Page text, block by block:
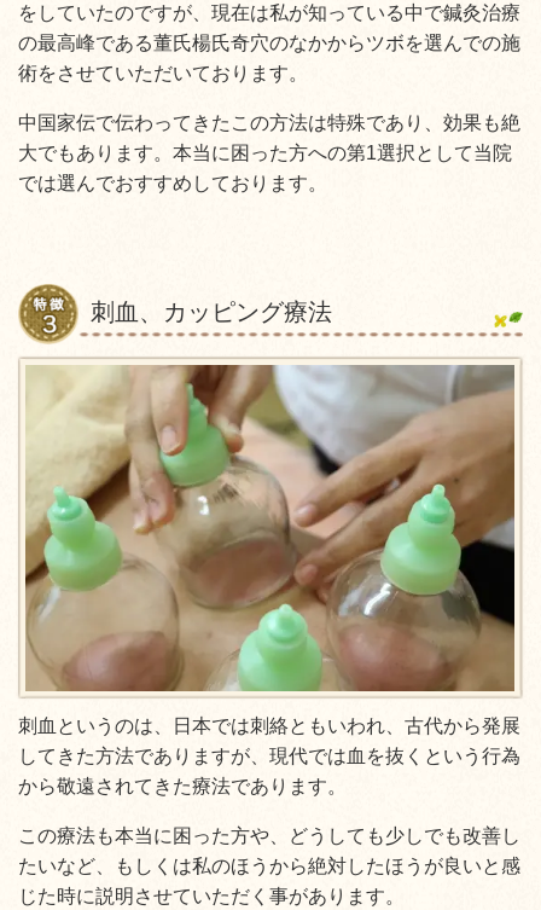
をしていたのですが、現在は私が知っている中で鍼灸治療
の最高峰である董氏楊氏奇穴のなかからツボを選んでの施
術をさせていただいております。
中国家伝で伝わってきたこの方法は特殊であり、効果も絶
大でもあります。本当に困った方への第1選択として当院
では選んでおすすめしております。
刺血、カッピング療法
刺血というのは、日本では刺絡ともいわれ、古代から発展
してきた方法でありますが、現代では血を抜くという行為
から敬遠されてきた療法であります。
この療法も本当に困った方や、どうしても少しでも改善し
たいなど、もしくは私のほうから絶対したほうが良いと感
じた時に説明させていただく事があります。